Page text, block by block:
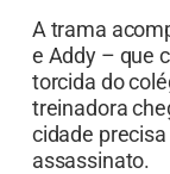
A trama
e Addy – que
torcida do
treinadora
cidade
assassinato.